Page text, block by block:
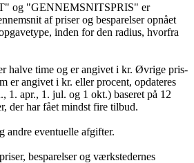
og "GENNEMSNITSPRIS" er
af priser og besparelser opnået
inden for den radius, hvorfra
halve time og er angivet i kr. Øvrige pris-
er angivet i kr. eller procent, opdateres
1. apr., 1. jul. og 1 okt.) baseret på 12
der har fået mindst fire tilbud.
andre eventuelle afgifter.
besparelser og værkstedernes